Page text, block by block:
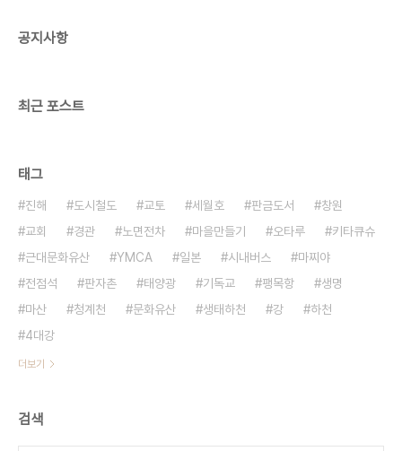
만나고 유동우의 (대화출판사 발간)을 읽은 것은 큰
공지사항
최근 포스트
태그
진해 도시철도 교토 세월호 판금도서
창원
교회
경관 노면전차 마을만들기 오타루
키타큐슈
근대문화유산
YMCA 일본 시내버스
마찌야
전점석
판자촌 태양광 기독교 팽목항
생명
마산
청계천 문화유산 생태하천 강
하천
4대강
더보기
검색